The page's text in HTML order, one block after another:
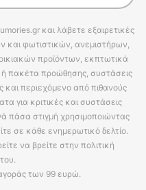
και λάβετε εξαιρετικές
φωτιστικών, ανεμιστήρων,
προϊόντων, εκπτωτικά
ή πακέτα προώθησης, συστάσεις
περιεχόμενο από πιθανούς
για κριτικές και συστάσεις
πάσα στιγμή χρησιμοποιώντας
σε κάθε ενημερωτικό δελτίο.
να βρείτε στην πολιτική
των 99 ευρώ.